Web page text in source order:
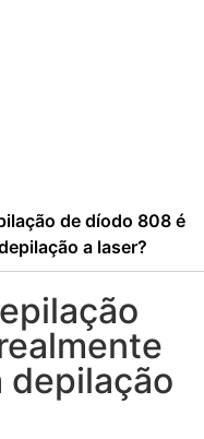
de díodo 808 é
a laser?
depilação